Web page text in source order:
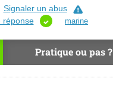
Signaler un abus
réponse
marine
Pratique ou pas ?